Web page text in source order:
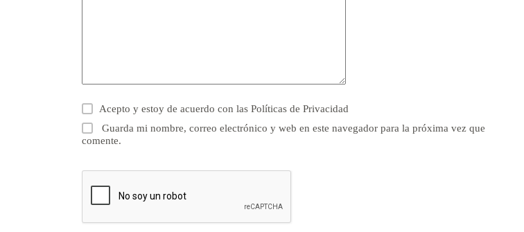
Acepto y estoy de acuerdo con las Políticas de Privacidad
Guarda mi nombre, correo electrónico y web en este navegador para la próxima vez que
comente.